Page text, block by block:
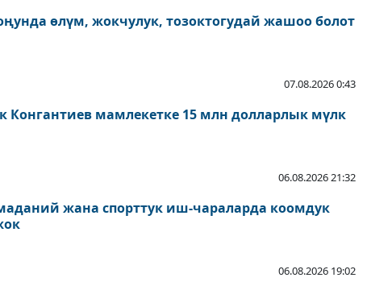
өлүм, жокчулук, тозоктогудай жашоо болот
07.08.2026 0:43
Конгантиев мамлекетке 15 млн долларлык мүлк
06.08.2026 21:32
жана спорттук иш-чараларда коомдук
06.08.2026 19:02